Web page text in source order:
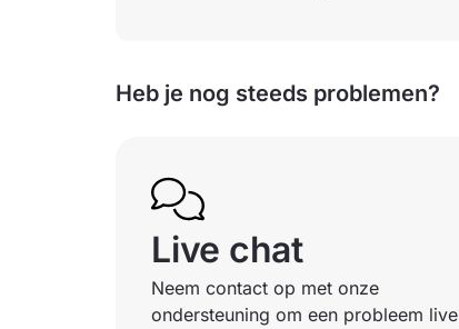
Heb je nog steeds problemen?
Live chat
Neem contact op met onze
ondersteuning om een probleem live